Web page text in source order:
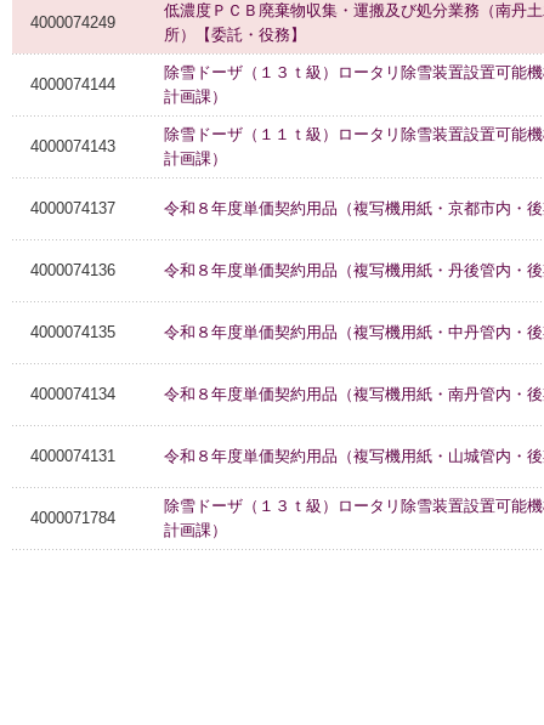
4000074249
低濃度ＰＣＢ廃棄物収集・運搬及び処分業務（南丹
所）【委託・役務】
4000074144
除雪ドーザ（１３ｔ級）ロータリ除雪装置設置可能
計画課）
4000074143
除雪ドーザ（１１ｔ級）ロータリ除雪装置設置可能
計画課）
4000074137 令和８年度単価契約用品（複写機用紙・京都市内・
4000074136 令和８年度単価契約用品（複写機用紙・丹後管内・
4000074135 令和８年度単価契約用品（複写機用紙・中丹管内・
4000074134 令和８年度単価契約用品（複写機用紙・南丹管内・
4000074131 令和８年度単価契約用品（複写機用紙・山城管内・
4000071784
除雪ドーザ（１３ｔ級）ロータリ除雪装置設置可能
計画課）